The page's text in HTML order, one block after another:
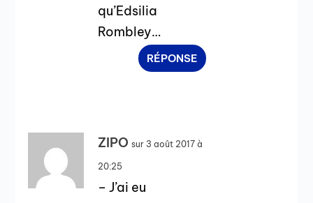
qu’Edsilia
Rombley…
RÉPONSE
ZIPO sur 3 août 2017 à
20:25
– J’ai eu